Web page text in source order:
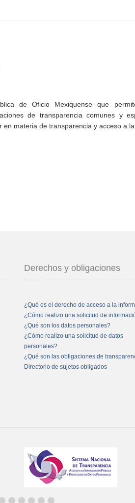
de Oficio Mexiquense que
de transparencia comunes y
en materia de transparencia y acceso a
Derechos y obligaciones
¿Qué es el derecho de acceso a la
¿Cómo realizo una solicitud de
¿Qué son los datos personales?
¿Cómo realizo una solicitud de datos
personales?
¿Qué son las obligaciones de
Directorio de sujetos obligados